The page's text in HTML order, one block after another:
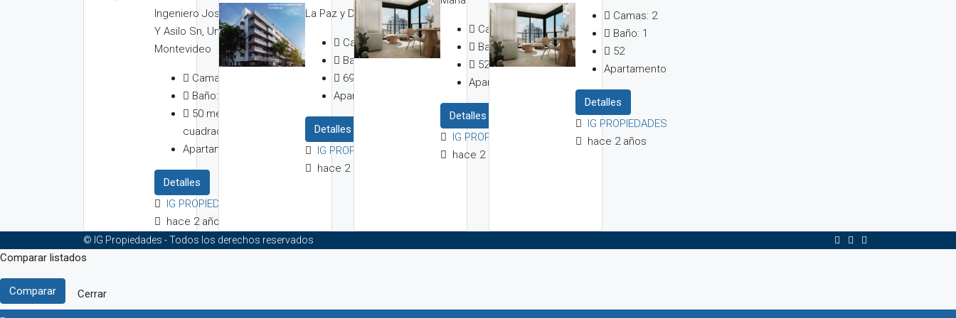
Ingeniero José Serrato
Y Asilo Sn, Unión,
Montevideo
Camas:
Baño:
50 metros
cuadrados
Apartamento
Detalles
IG PROPIEDADES
hace 2 años
La Paz y Defensa, Montevideo
Camas: 2
Baño: 1
69
Apartamento
Detalles
IG PROPIEDADES
hace 2 años
Cama:
Baño: 1
52
Apartamento
Detalles
IG PROPIEDADES
hace 2 años
Camas: 2
Baño: 1
52
Apartamento
Detalles
IG PROPIEDADES
hace 2 años
© IG Propiedades - Todos los derechos reservados
Comparar listados
Comparar Cerrar